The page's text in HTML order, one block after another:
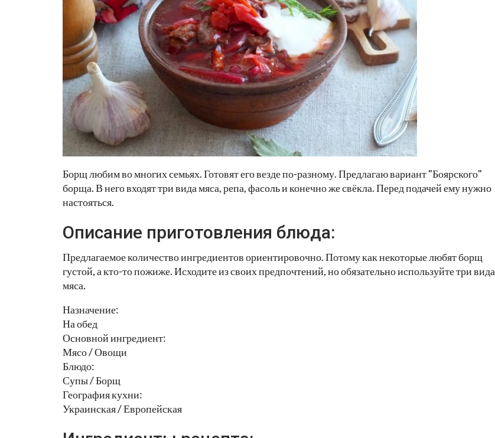
Борщ любим во многих семьях. Готовят его везде по-разному. Предлагаю вариант "Боярского"
борща. В него входят три вида мяса, репа, фасоль и конечно же свёкла. Перед подачей ему нужно
настояться.
Описание приготовления блюда:
Предлагаемое количество ингредиентов ориентировочно. Потому как некоторые любят борщ
густой, а кто-то пожиже. Исходите из своих предпочтений, но обязательно используйте три вида
мяса.
Назначение:
На обед
Основной ингредиент:
Мясо / Овощи
Блюдо:
Супы / Борщ
География кухни:
Украинская / Европейская